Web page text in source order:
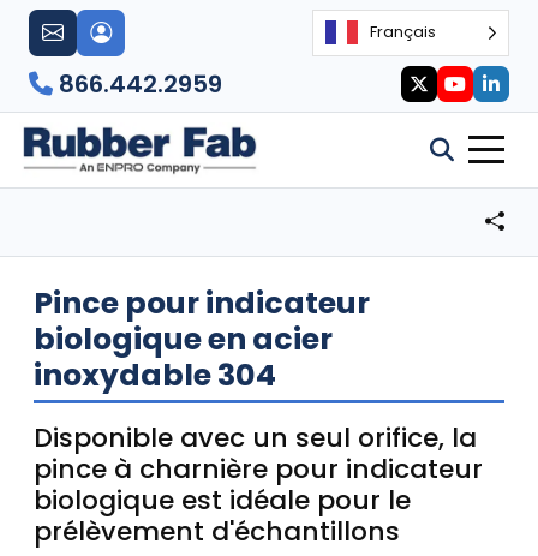
Français
866.442.2959
Pince pour indicateur
biologique en acier
inoxydable 304
Disponible avec un seul orifice, la
pince à charnière pour indicateur
biologique est idéale pour le
prélèvement d'échantillons